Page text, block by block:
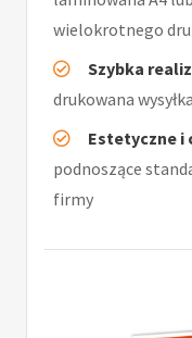
wielokrotnego
Szybka
drukowana
Estetyczne i
podnoszące
firmy